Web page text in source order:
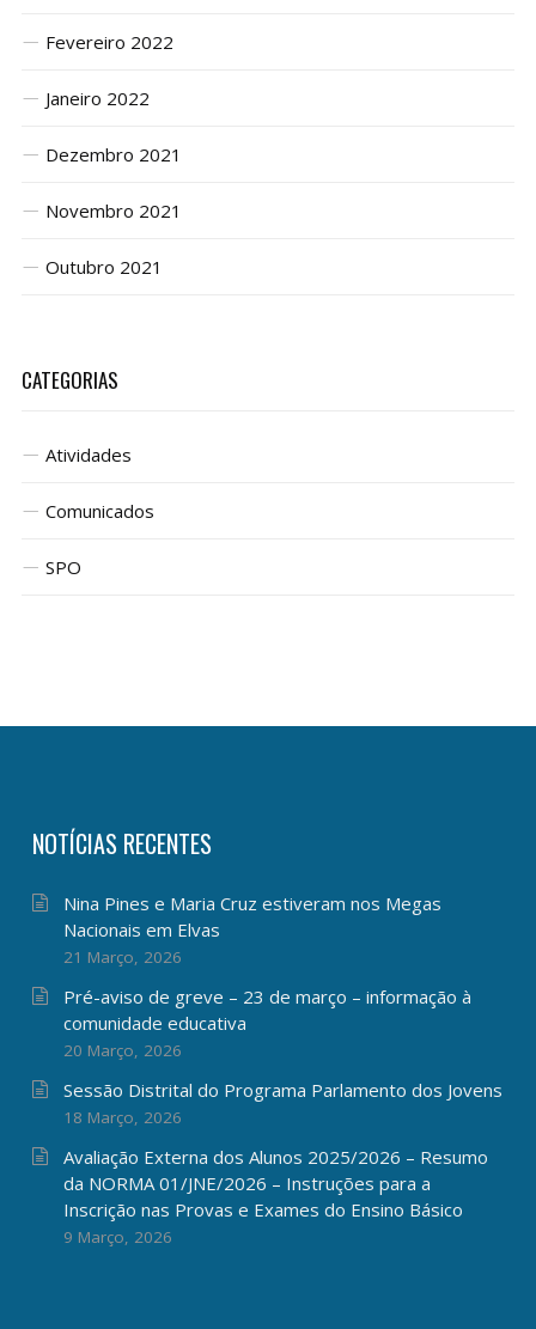
Fevereiro 2022
Janeiro 2022
Dezembro 2021
Novembro 2021
Outubro 2021
CATEGORIAS
Atividades
Comunicados
SPO
NOTÍCIAS RECENTES
Nina Pines e Maria Cruz estiveram nos Megas
Nacionais em Elvas
21 Março, 2026
Pré-aviso de greve – 23 de março – informação à
comunidade educativa
20 Março, 2026
Sessão Distrital do Programa Parlamento dos Jovens
18 Março, 2026
Avaliação Externa dos Alunos 2025/2026 – Resumo
da NORMA 01/JNE/2026 – Instruções para a
Inscrição nas Provas e Exames do Ensino Básico
9 Março, 2026